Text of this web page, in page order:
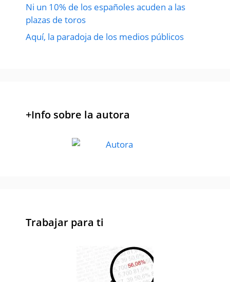
Ni un 10% de los españoles acuden a las
plazas de toros
Aquí, la paradoja de los medios públicos
+Info sobre la autora
Trabajar para ti